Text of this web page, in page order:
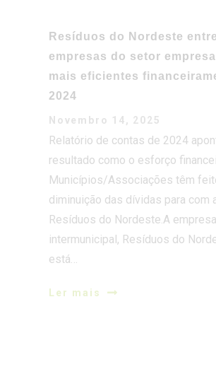
2024
Novembro 14, 2025
Relatório de contas de 2024
resultado como o esforço
Municípios/Associações têm feito
diminuição das dívidas para com a
Resíduos do Nordeste.A empresa
intermunicipal, Resíduos do
está…
Ler mais